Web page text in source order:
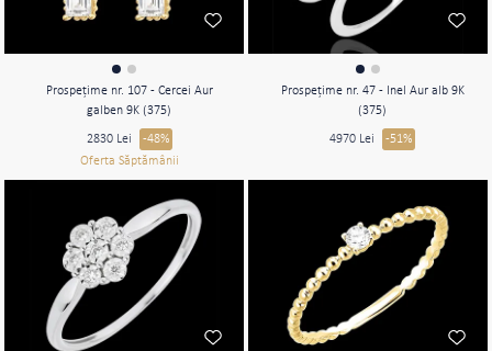
Prospeţime nr. 107 - Cercei Aur
galben 9K (375)
2830 Lei
-48%
Oferta Săptămânii
Prospeţime nr. 47 - Inel Aur alb 9K
(375)
4970 Lei -51%